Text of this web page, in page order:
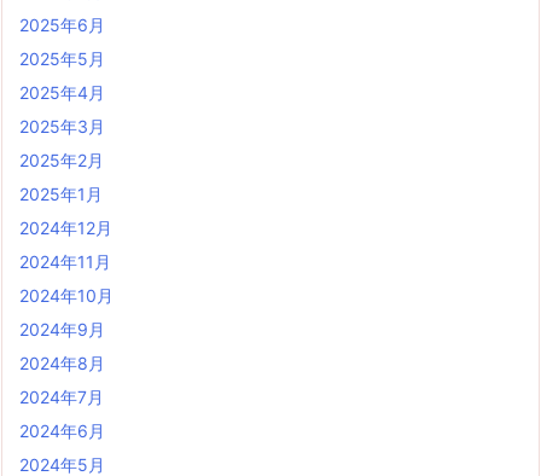
2025年6月
2025年5月
2025年4月
2025年3月
2025年2月
2025年1月
2024年12月
2024年11月
2024年10月
2024年9月
2024年8月
2024年7月
2024年6月
2024年5月